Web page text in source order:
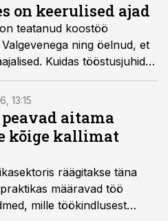
on keerulised ajad
teatanud koostöö
ning öelnud, et
Kuidas tööstusjuhid
13:15
aitama
kõige kallimat
räägitakse täna
määravad töö
mille töökindlusest